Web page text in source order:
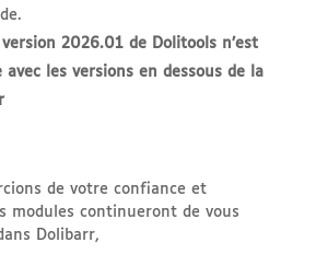
2026.01 de Dolitools n’est
avec les versions en dessous de la
de votre confiance et
modules continueront de vous
Dolibarr,